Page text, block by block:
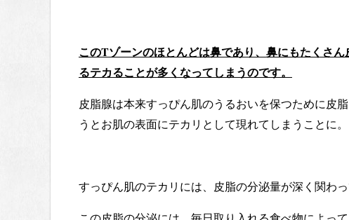
このTゾーンのほとんどは鼻であり、鼻にもたくさ
るテカることが多くなってしまうのです。
皮脂腺は本来すっぴん肌のうるおいを保つために皮
うとお肌の表面にテカリとして現れてしまうことに。
すっぴん肌のテカリには、皮脂の分泌量が深く関わ